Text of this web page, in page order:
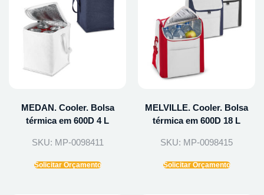
MEDAN. Cooler. Bolsa
térmica em 600D 4 L
SKU: MP-0098411
Solicitar Orçamento
MELVILLE. Cooler. Bolsa
térmica em 600D 18 L
SKU: MP-0098415
Solicitar Orçamento